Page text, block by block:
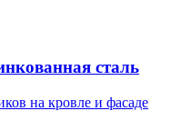
сталь
на кровле и фасаде